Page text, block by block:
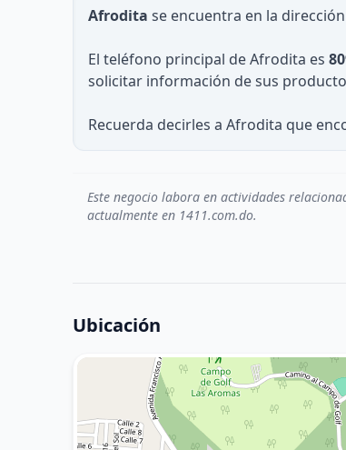
Afrodita se encuentra en la
El teléfono principal de Afrodita es
solicitar información de sus
Recuerda decirles a Afrodita que
Este negocio labora en actividades
actualmente en 1411.com.do.
Ubicación